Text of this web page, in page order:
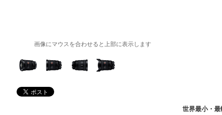
世界最小・
画像にマウスを合わせると上部に表示します